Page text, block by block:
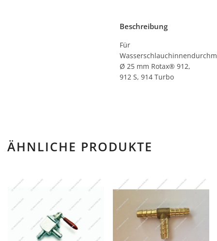
Beschreibung
Für
Ø 25 mm Rotax® 912,
912 S, 914 Turbo
ÄHNLICHE PRODUKTE